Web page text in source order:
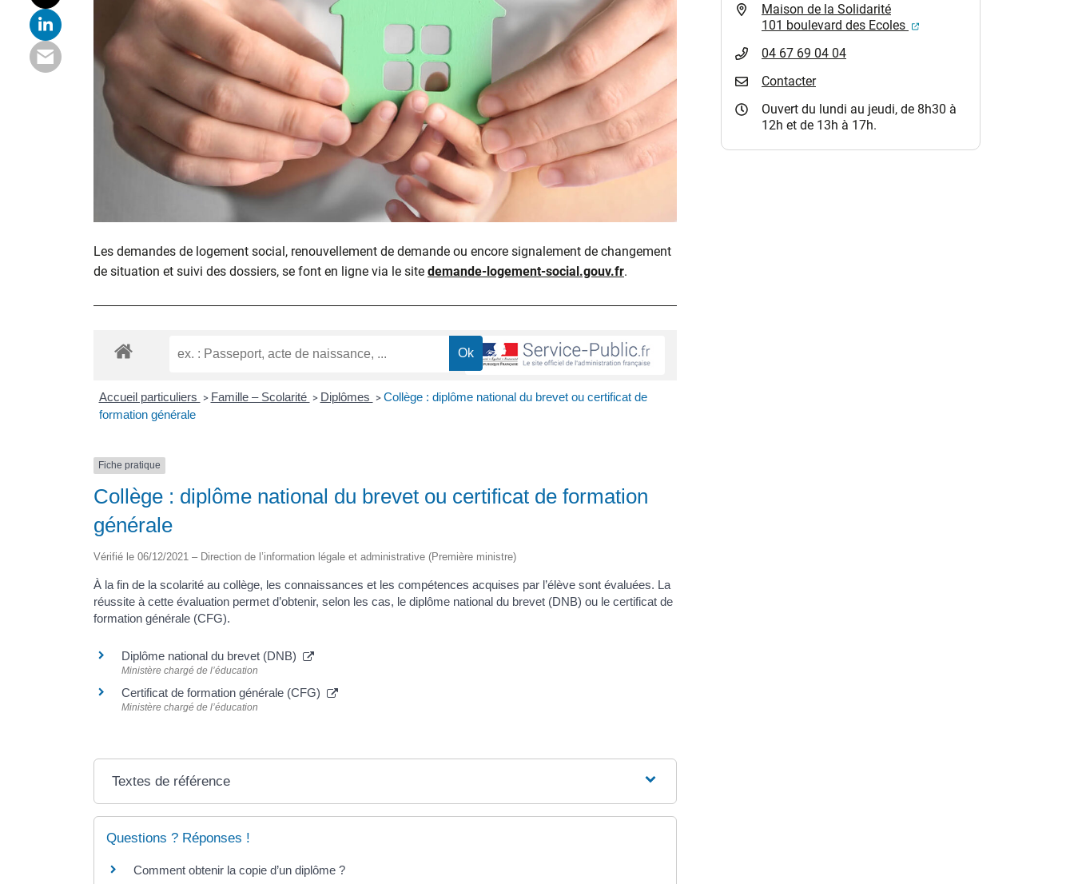
Les demandes de logement social, renouvellement de demande ou encore signalement de changement
de situation et suivi des dossiers, se font en ligne via le site demande-logement-social.gouv.fr.
Accueil particuliers > Famille – Scolarité > Diplômes > Collège : diplôme national du brevet ou certificat de
formation générale
Fiche pratique
Collège : diplôme national du brevet ou certificat de formation
générale
Vérifié le 06/12/2021 – Direction de l’information légale et administrative (Première ministre)
À la fin de la scolarité au collège, les connaissances et les compétences acquises par l’élève sont évaluées. La
réussite à cette évaluation permet d’obtenir, selon les cas, le diplôme national du brevet (DNB) ou le certificat de
formation générale (CFG).
Diplôme national du brevet (DNB)
Ministère chargé de l’éducation
Certificat de formation générale (CFG)
Ministère chargé de l’éducation
Textes de référence
Questions ? Réponses !
Comment obtenir la copie d’un diplôme ?
Maison de la Solidarité
101 boulevard des Ecoles
(ouverture dans un nouvel
04 67 69 04 04
Contacter
Ouvert du lundi au jeudi, de 8h30 à
12h et de 13h à 17h.